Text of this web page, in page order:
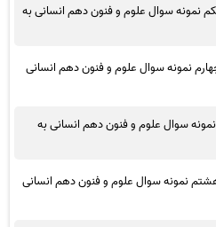
نمونه سوال علوم و فنون دهم انسانی به
نمونه سوال علوم و فنون دهم انسانی
سوال علوم و فنون دهم انسانی به
نمونه سوال علوم و فنون دهم انسانی